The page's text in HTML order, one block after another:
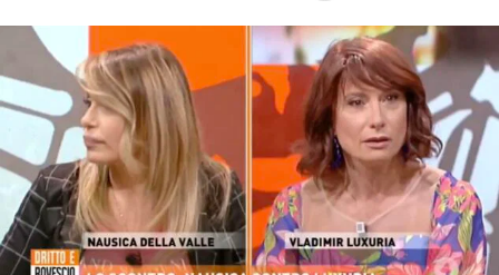
Contatti